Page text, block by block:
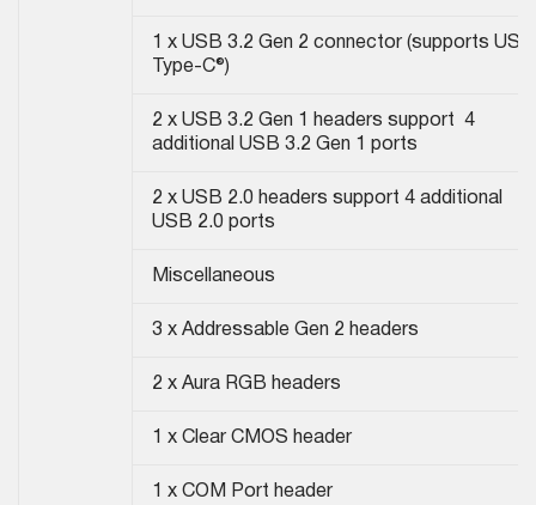
1 x USB 3.2 Gen 2 connector (supports USB
Type-C®)
2 x USB 3.2 Gen 1 headers support 4
additional USB 3.2 Gen 1 ports
2 x USB 2.0 headers support 4 additional
USB 2.0 ports
Miscellaneous
3 x Addressable Gen 2 headers
2 x Aura RGB headers
1 x Clear CMOS header
1 x COM Port header